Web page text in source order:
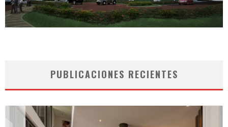
PUBLICACIONES RECIENTES